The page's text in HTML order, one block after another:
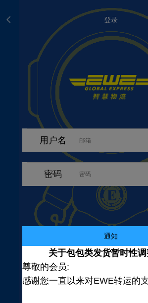
登录
用户名
密码
通知
关于包包类发货暂时性
尊敬的会员:
感谢您一直以来对EWE转运的